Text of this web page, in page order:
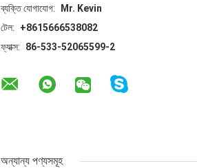
ব্যক্তি যোগাযোগ:
Mr. Kevin
টেল:
+8615666538082
ফ্যাক্স:
86-533-52065599-2
অন্যান্য পণ্যসমূহ